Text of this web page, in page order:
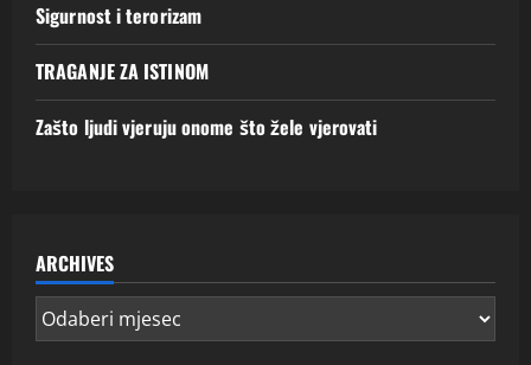
Sigurnost i terorizam
TRAGANJE ZA ISTINOM
Zašto ljudi vjeruju onome što žele vjerovati
ARCHIVES